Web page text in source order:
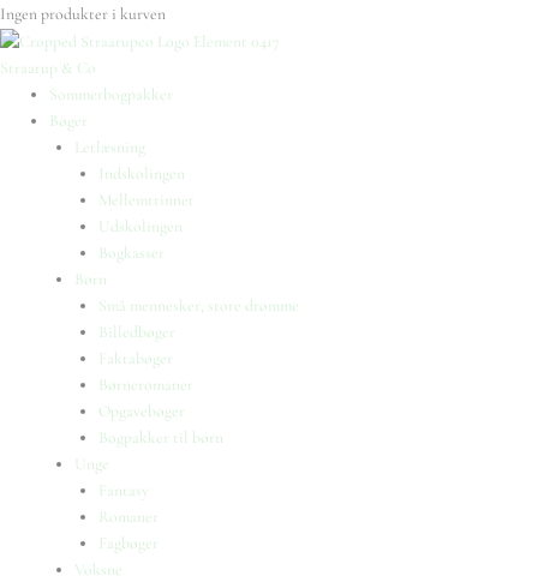
Ingen produkter i kurven
Straarup & Co
Sommerbogpakker
Bøger
Letlæsning
Indskolingen
Mellemtrinnet
Udskolingen
Bogkasser
Børn
Små mennesker, store drømme
Billedbøger
Faktabøger
Børneromaner
Opgavebøger
Bogpakker til børn
Unge
Fantasy
Romaner
Fagbøger
Voksne